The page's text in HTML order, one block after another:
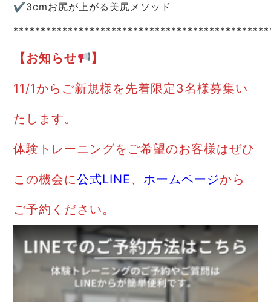
✔︎︎︎︎3cmお尻が上がる美尻メソッド
【お知らせ 】
11/1からご新規様を先着限定3名様募集い
たします。
体験トレーニングをご希望のお客様はぜひ
この機会に公式LINE、 ホームページから
ご予約ください。